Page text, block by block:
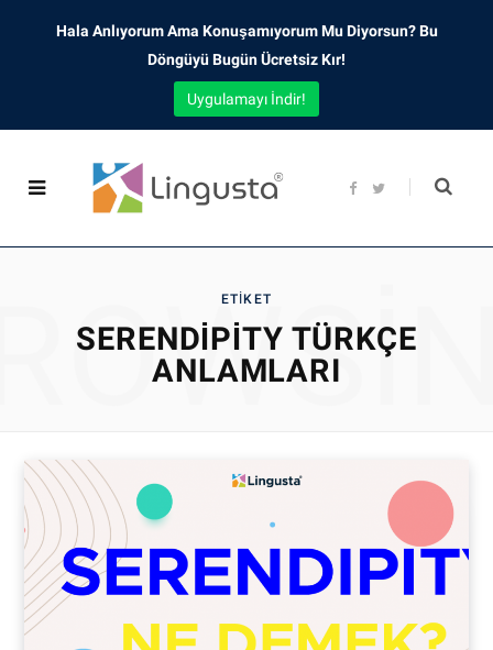
F
b
t
ETIKET
SERENDIPITY TÜRKÇE
ANLAMLARI
Hala Anlıyorum Ama Konuşamıyorum Mu Diyorsun? Bu
Döngüyü Bugün Ücretsiz Kır!
Uygulamayı İndir!